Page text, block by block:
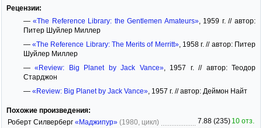
Рецензии:
—«The Reference Library: the Gentlemen Amateurs», 1959 г. // автор:
Питер Шуйлер Миллер
—«The Reference Library: The Merits of Merritt», 1958 г. // автор: Питер
Шуйлер Миллер
—«Review: Big Planet by Jack Vance», 1957 г. // автор: Теодор
Старджон
— «Review: Big Planet by Jack Vance», 1957 г. // автор: Деймон Найт
Похожие произведения:
Роберт Силверберг «Маджипур» (1980, цикл) 7.88 (235) 10 отз.